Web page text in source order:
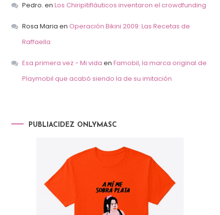
Pedro. en Los Chiripitifláuticos inventaron el crowdfunding
Rosa Maria en Operación Bikini 2009: Las Recetas de
Raffaella
Esa primera vez - Mi vida en Famobil, la marca original de
Playmobil que acabó siendo la de su imitación
PUBLIACIDEZ ONLYMASC